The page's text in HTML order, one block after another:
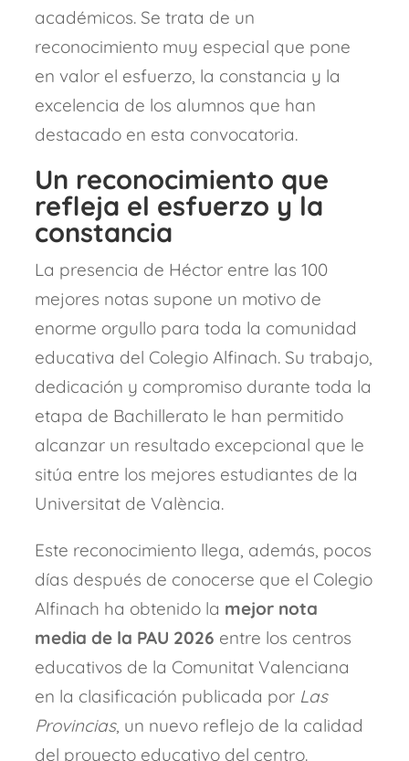
académicos. Se trata de un
reconocimiento muy especial que pone
en valor el esfuerzo, la constancia y la
excelencia de los alumnos que han
destacado en esta convocatoria.
Un reconocimiento que
refleja el esfuerzo y la
constancia
La presencia de Héctor entre las 100
mejores notas supone un motivo de
enorme orgullo para toda la comunidad
educativa del Colegio Alfinach. Su trabajo,
dedicación y compromiso durante toda la
etapa de Bachillerato le han permitido
alcanzar un resultado excepcional que le
sitúa entre los mejores estudiantes de la
Universitat de València.
Este reconocimiento llega, además, pocos
días después de conocerse que el Colegio
Alfinach ha obtenido la mejor nota
media de la PAU 2026 entre los centros
educativos de la Comunitat Valenciana
en la clasificación publicada por Las
Provincias, un nuevo reflejo de la calidad
del proyecto educativo del centro.